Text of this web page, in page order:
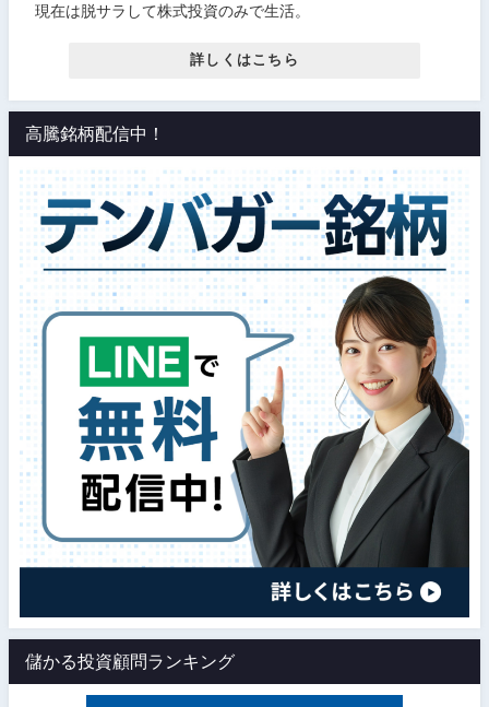
現在は脱サラして株式投資のみで生活。
詳しくはこちら
高騰銘柄配信中！
儲かる投資顧問ランキング